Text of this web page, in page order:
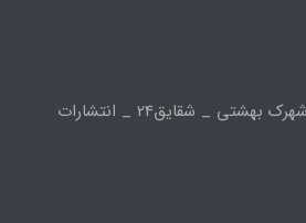
اتوبان بابایی _ شهرک بهشتی _ شقایق24 _ انتشارات